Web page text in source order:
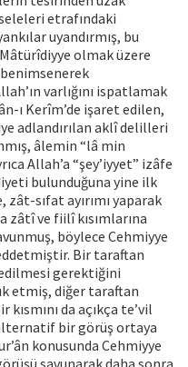
etrafındaki
uyandırmış, bu
olmak üzere
varlığını ispatlamak
ı Kerîm’de işaret edilen,
adlandırılan aklî delilleri
âlemin “lâ min
Allah’a “şey’iyyet” izâfe
bulunduğuna yine ilk
sıfat ayırımı yaparak
ve fiilî kısımlarına
böylece Cehmiyye
Bir taraftan
gerektiğini
etmiş, diğer taraftan
kısmını da açıkça te’vil
bir görüş ortaya
konusunda Cehmiyye